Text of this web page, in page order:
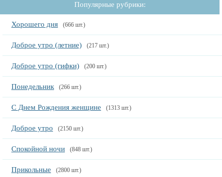
Популярные рубрики:
Хорошего дня (666 шт.)
Доброе утро (летние) (217 шт.)
Доброе утро (гифки) (200 шт.)
Понедельник (266 шт.)
С Днем Рождения женщине (1313 шт.)
Доброе утро (2150 шт.)
Спокойной ночи (848 шт.)
Прикольные (2800 шт.)